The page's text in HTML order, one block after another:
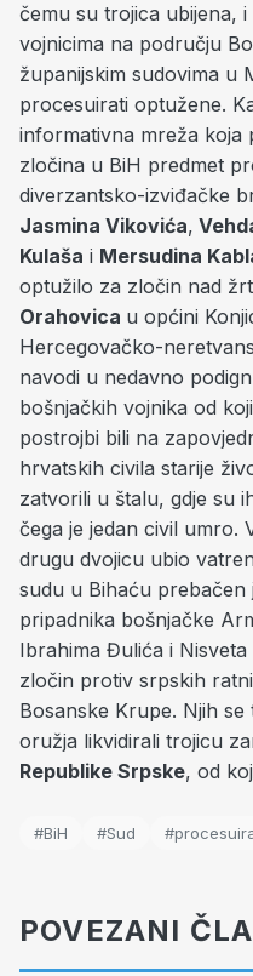
čemu su trojica ubijena,
vojnicima na području
županijskim sudovima u
procesuirati optužene.
informativna mreža koja
zločina u BiH predmet
diverzantsko-izviđačke
Jasmina Vikovića,
Kulaša i Mersudina
optužilo za zločin nad
Orahovica u općini
Hercegovačko-
navodi u nedavno
bošnjačkih vojnika od
postrojbi bili na
hrvatskih civila starije
zatvorili u štalu, gdje su
čega je jedan civil umro.
drugu dvojicu ubio
sudu u Bihaću
pripadnika bošnjačke
Ibrahima Đulića i
zločin protiv srpskih
Bosanske Krupe. Njih
oružja likvidirali trojicu
Republike Srpske, od
#BiH #Sud
POVEZANI